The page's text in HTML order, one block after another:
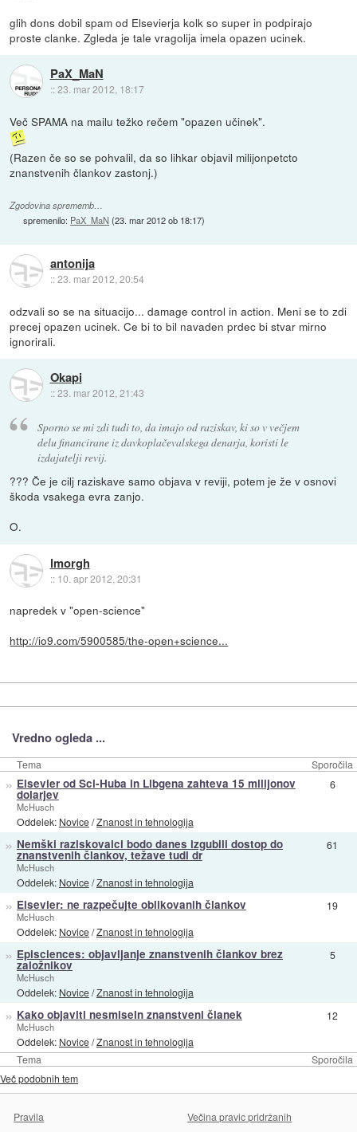
glih dons dobil spam od Elsevierja kolk so super in podpirajo
proste clanke. Zgleda je tale vragolija imela opazen ucinek.
PaX_MaN
::23. mar 2012, 18:17
Več SPAMA na mailu težko rečem "opazen učinek".
(Razen če so se pohvalil, da so lihkar objavil milijonpetcto
znanstvenih člankov zastonj.)
Zgodovina sprememb…
spremenilo: PaX_MaN (23. mar 2012 ob 18:17)
antonija
::23. mar 2012, 20:54
odzvali so se na situacijo... damage control in action. Meni se to zdi
precej opazen ucinek. Ce bi to bil navaden prdec bi stvar mirno
ignorirali.
Okapi
::23. mar 2012, 21:43
Sporno se mi zdi tudi to, da imajo od raziskav, ki so v večjem
delu financirane iz davkoplačevalskega denarja, koristi le
izdajatelji revij.
??? Če je cilj raziskave samo objava v reviji, potem je že v osnovi
škoda vsakega evra zanjo.
O.
lmorgh
:: 10. apr 2012, 20:31
napredek v "open-science"
http://io9.com/5900585/the-open+science...
Vredno ogleda ...
Tema Sporočila
Tema Sporočila
» Elsevier od Sci-Huba in Libgena zahteva 15 milijonov
dolarjev
McHusch
Oddelek: Novice/Znanost in tehnologija
6
» Nemški raziskovalci bodo danes izgubili dostop do
znanstvenih člankov, težave tudi dr
McHusch
Oddelek: Novice/Znanost in tehnologija
61
» Elsevier: ne razpečujte oblikovanih člankov
McHusch
Oddelek: Novice/Znanost in tehnologija
19
» Episciences: objavljanje znanstvenih člankov brez
založnikov
McHusch
Oddelek: Novice/Znanost in tehnologija
5
» Kako objaviti nesmiseln znanstveni članek
McHusch
Oddelek: Novice/Znanost in tehnologija
12
Več podobnih tem
Pravila Večina pravic pridržanih